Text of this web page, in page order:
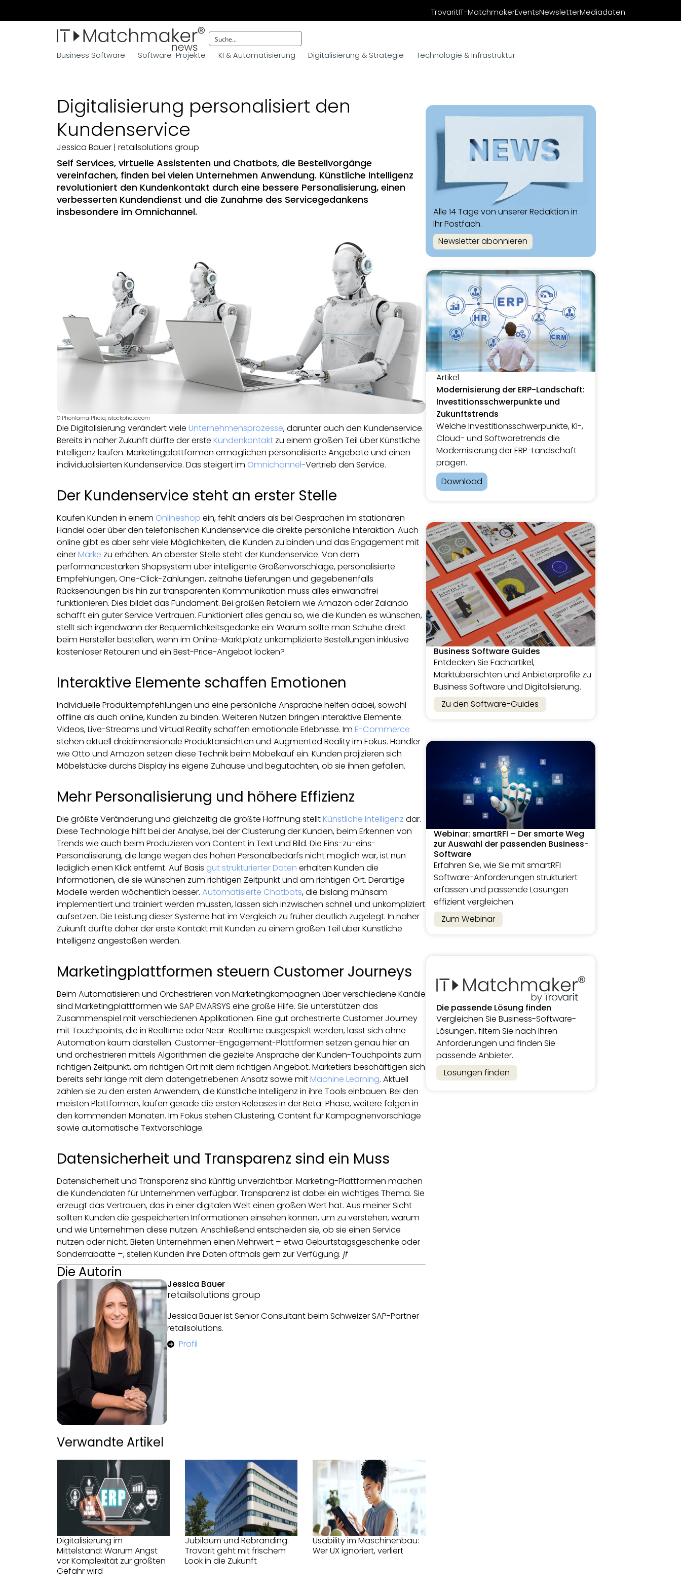
TrovaritIT-MatchmakerEventsNewsletterMediadaten
Business Software Software-Projekte KI & Automatisierung Digitalisierung & Strategie Technologie & Infrastruktur
Digitalisierung personalisiert den
Kundenservice
Jessica Bauer | retailsolutions group
Self Services, virtuelle Assistenten und Chatbots, die Bestellvorgänge
vereinfachen, finden bei vielen Unternehmen Anwendung. Künstliche Intelligenz
revolutioniert den Kundenkontakt durch eine bessere Personalisierung, einen
verbesserten Kundendienst und die Zunahme des Servicegedankens
insbesondere im Omnichannel.
© PhonlamaiPhoto, istockphoto.com
Die Digitalisierung verändert viele Unternehmensprozesse, darunter auch den Kundenservice.
Bereits in naher Zukunft dürfte der erste Kundenkontakt zu einem großen Teil über Künstliche
Intelligenz laufen. Marketingplattformen ermöglichen personalisierte Angebote und einen
individualisierten Kundenservice. Das steigert im Omnichannel-Vertrieb den Service.
Der Kundenservice steht an erster Stelle
Kaufen Kunden in einem Onlineshop ein, fehlt anders als bei Gesprächen im stationären
Handel oder über den telefonischen Kundenservice die direkte persönliche Interaktion. Auch
online gibt es aber sehr viele Möglichkeiten, die Kunden zu binden und das Engagement mit
einerMarke zu erhöhen. An oberster Stelle steht der Kundenservice. Von dem
performancestarken Shopsystem über intelligente Größenvorschläge, personalisierte
Empfehlungen, One-Click-Zahlungen, zeitnahe Lieferungen und gegebenenfalls
Rücksendungen bis hin zur transparenten Kommunikation muss alles einwandfrei
funktionieren. Dies bildet das Fundament. Bei großen Retailern wie Amazon oder Zalando
schafft ein guter Service Vertrauen. Funktioniert alles genau so, wie die Kunden es wünschen,
stellt sich irgendwann der Bequemlichkeitsgedanke ein: Warum sollte man Schuhe direkt
beim Hersteller bestellen, wenn im Online-Marktplatz unkomplizierte Bestellungen inklusive
kostenloser Retouren und ein Best-Price-Angebot locken?
Interaktive Elemente schaffen Emotionen
Individuelle Produktempfehlungen und eine persönliche Ansprache helfen dabei, sowohl
offline als auch online, Kunden zu binden. Weiteren Nutzen bringen interaktive Elemente:
Videos, Live-Streams und Virtual Reality schaffen emotionale Erlebnisse. Im E-Commerce
stehen aktuell dreidimensionale Produktansichten und Augmented Reality im Fokus. Händler
wie Otto und Amazon setzen diese Technik beim Möbelkauf ein. Kunden projizieren sich
Möbelstücke durchs Display ins eigene Zuhause und begutachten, ob sie ihnen gefallen.
Mehr Personalisierung und höhere Effizienz
Die größte Veränderung und gleichzeitig die größte Hoffnung stelltKünstliche Intelligenz dar.
Diese Technologie hilft bei der Analyse, bei der Clusterung der Kunden, beim Erkennen von
Trends wie auch beim Produzieren von Content in Text und Bild. Die Eins-zu-eins-
Personalisierung, die lange wegen des hohen Personalbedarfs nicht möglich war, ist nun
lediglich einen Klick entfernt. Auf Basis gut strukturierter Daten erhalten Kunden die
Informationen, die sie wünschen zum richtigen Zeitpunkt und am richtigen Ort. Derartige
Modelle werden wöchentlich besser. Automatisierte Chatbots, die bislang mühsam
implementiert und trainiert werden mussten, lassen sich inzwischen schnell und unkompliziert
aufsetzen. Die Leistung dieser Systeme hat im Vergleich zu früher deutlich zugelegt. In naher
Zukunft dürfte daher der erste Kontakt mit Kunden zu einem großen Teil über Künstliche
Intelligenz angestoßen werden.
Marketingplattformen steuern Customer Journeys
Beim Automatisieren und Orchestrieren von Marketingkampagnen über verschiedene Kanäle
sind Marketingplattformen wie SAP EMARSYS eine große Hilfe. Sie unterstützen das
Zusammenspiel mit verschiedenen Applikationen. Eine gut orchestrierte Customer Journey
mit Touchpoints, die in Realtime oder Near-Realtime ausgespielt werden, lässt sich ohne
Automation kaum darstellen. Customer-Engagement-Plattformen setzen genau hier an
und orchestrieren mittels Algorithmen die gezielte Ansprache der Kunden-Touchpoints zum
richtigen Zeitpunkt, am richtigen Ort mit dem richtigen Angebot. Marketiers beschäftigen sich
bereits sehr lange mit dem datengetriebenen Ansatz sowie mitMachine Learning. Aktuell
zählen sie zu den ersten Anwendern, die Künstliche Intelligenz in ihre Tools einbauen. Bei den
meisten Plattformen, laufen gerade die ersten Releases in der Beta-Phase, weitere folgen in
den kommenden Monaten. Im Fokus stehen Clustering, Content für Kampagnenvorschläge
sowie automatische Textvorschläge.
Datensicherheit und Transparenz sind ein Muss
Datensicherheit und Transparenz sind künftig unverzichtbar. Marketing-Plattformen machen
die Kundendaten für Unternehmen verfügbar. Transparenz ist dabei ein wichtiges Thema. Sie
erzeugt das Vertrauen, das in einer digitalen Welt einen großen Wert hat. Aus meiner Sicht
sollten Kunden die gespeicherten Informationen einsehen können, um zu verstehen, warum
und wie Unternehmen diese nutzen. Anschließend entscheiden sie, ob sie einen Service
nutzen oder nicht. Bieten Unternehmen einen Mehrwert – etwa Geburtstagsgeschenke oder
Sonderrabatte –, stellen Kunden ihre Daten oftmals gern zur Verfügung. jf
Die Autorin
Jessica Bauer
retailsolutions group
Jessica Bauer ist Senior Consultant beim Schweizer SAP-Partner
retailsolutions.
Profil
Verwandte Artikel
Digitalisierung im
Mittelstand: Warum Angst
vor Komplexität zur größten
Gefahr wird
Jubiläum und Rebranding:
Trovarit geht mit frischem
Look in die Zukunft
Usability im Maschinenbau:
Wer UX ignoriert, verliert
Alle 14 Tage von unserer Redaktion in
Ihr Postfach.
Newsletter abonnieren
Artikel
Modernisierung der ERP-Landschaft:
Investitionsschwerpunkte und
Zukunftstrends
Welche Investitionsschwerpunkte, KI-,
Cloud- und Softwaretrends die
Modernisierung der ERP-Landschaft
prägen.
Download
Business Software Guides
Entdecken Sie Fachartikel,
Marktübersichten und Anbieterprofile zu
Business Software und Digitalisierung.
Zu den Software-Guides
Webinar: smartRFI – Der smarte Weg
zur Auswahl der passenden Business-
Software
Erfahren Sie, wie Sie mit smartRFI
Software-Anforderungen strukturiert
erfassen und passende Lösungen
effizient vergleichen.
Zum Webinar
Die passende Lösung finden
Vergleichen Sie Business-Software-
Lösungen, filtern Sie nach Ihren
Anforderungen und finden Sie
passende Anbieter.
Lösungen finden